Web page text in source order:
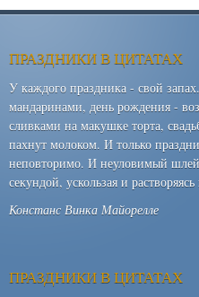
ПРАЗДНИКИ В ЦИТАТАХ
У каждого праздника - свой
мандаринами, день рождения -
сливками на макушке торта,
пахнут молоком. И только
неповторимо. И неуловимый
секундой, ускользая и
Констанс Винка Майорелле
ПРАЗДНИКИ В ЦИТАТАХ